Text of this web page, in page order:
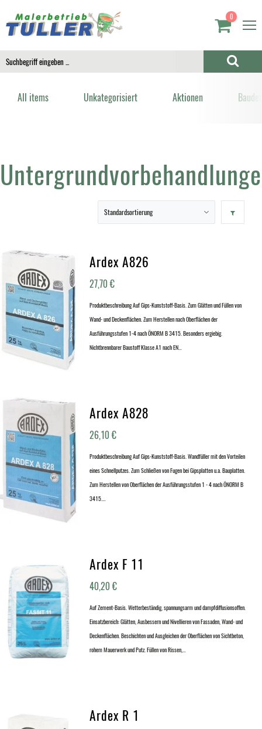
0
All items Unkategorisiert Aktionen
Ardex A826
27,70€
Produktbeschreibung Auf Gips-Kunststoff-Basis. Zum Glätten und Füllen von
Wand- und Deckenflächen. Zum Herstellen nach Oberflächen der
Ausführungsstufen 1-4 nach ÖNORM B 3415. Besonders ergiebig.
Nichtbrennbarer Baustoff Klasse A1 nach EN…
Ardex A828
26,10€
Produktbeschreibung Auf Gips-Kunststoff-Basis. Wandfüller mit den Vorteilen
eines Schnellputzes. Zum Schließen von Fugen bei Gipsplatten u.a. Bauplatten.
Zum Herstellen von Oberflächen der Ausführungsstufen 1 - 4 nach ÖNORM B
3415.…
Ardex F 11
40,20€
Auf Zement-Basis. Wetterbeständig, spannungsarm und dampfdiffusionsoffen.
Einsatzbereich: Glätten, Ausbessern und Nivellieren von Fassaden, Wand- und
Deckenflächen. Beschichten und Ausgleichen der Oberflächen von Sichtbeton,
rohem Mauerwerk und Putz. Füllen von Rissen,…
Ardex R 1